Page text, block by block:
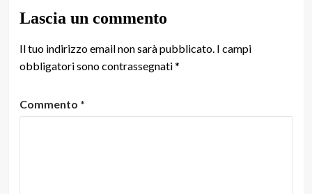
Lascia un commento
Il tuo indirizzo email non sarà pubblicato. I campi
obbligatori sono contrassegnati*
Commento *